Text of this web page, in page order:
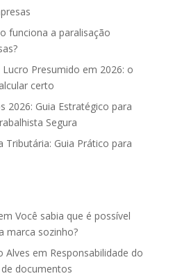
funciona a paralisação
Presumido em 2026: o
certo
2026: Guia Estratégico para
Segura
Tributária: Guia Prático para
Você sabia que é possível
marca sozinho?
Alves em Responsabilidade do
documentos